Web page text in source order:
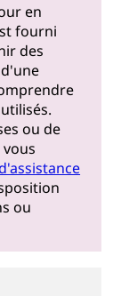
en
fourni
des
ou de
ou